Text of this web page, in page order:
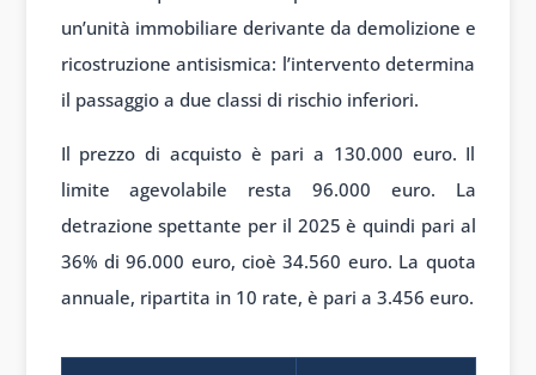
un’unità immobiliare derivante da demolizione e
ricostruzione antisismica: l’intervento determina
il passaggio a due classi di rischio inferiori.
Il prezzo di acquisto è pari a 130.000 euro. Il
limite agevolabile resta 96.000 euro. La
detrazione spettante per il 2025 è quindi pari al
36% di 96.000 euro, cioè 34.560 euro. La quota
annuale, ripartita in 10 rate, è pari a 3.456 euro.